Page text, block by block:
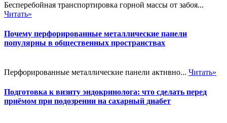
Бесперебойная транспортировка горной массы от забоя...
Читать»
Почему перфорированные металлические панели
популярны в общественных пространствах
Перфорированные металлические панели активно... Читать»
Подготовка к визиту эндокринолога: что сделать перед
приёмом при подозрении на сахарный диабет